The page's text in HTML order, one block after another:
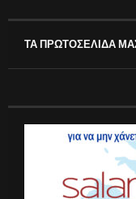
ΤΑ ΠΡΩΤΟΣΕΛΙΔΑ